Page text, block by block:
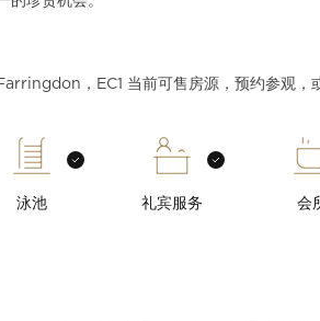
，EC1 当前可售房源，预约参观，
泳池 礼宾服务 会